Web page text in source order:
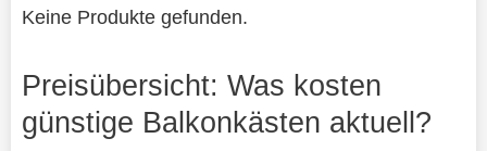
Keine Produkte gefunden.
Preisübersicht: Was kosten
günstige Balkonkästen aktuell?